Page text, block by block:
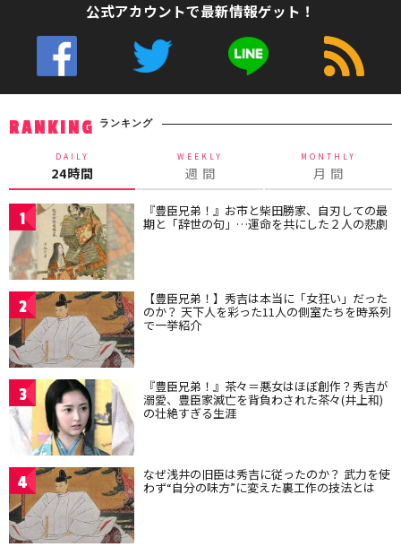
公式アカウントで最新情報ゲット！
RANKING ランキング
DAILY
24時間
WEEKLY
週 間
MONTHLY
月 間
1 『豊臣兄弟！』お市と柴田勝家、自刃しての最
期と「辞世の句」…運命を共にした２人の悲劇
2 【豊臣兄弟！】秀吉は本当に「女狂い」だった
のか？ 天下人を彩った11人の側室たちを時系列
で一挙紹介
3 『豊臣兄弟！』茶々＝悪女はほぼ創作？秀吉が
溺愛、豊臣家滅亡を背負わされた茶々(井上和)
の壮絶すぎる生涯
4 なぜ浅井の旧臣は秀吉に従ったのか？ 武力を使
わず“自分の味方”に変えた裏工作の技法とは